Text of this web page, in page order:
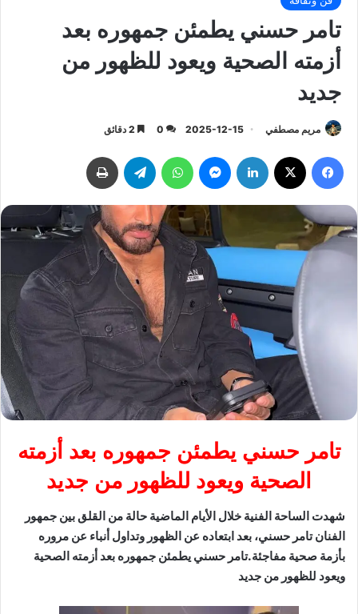
تامر حسني يطمئن جمهوره بعد
أزمته الصحية ويعود للظهور من
جديد
مريم مصطفي 2025-12-15
0
تامر حسني يطمئن جمهوره بعد أزمته
الصحية ويعود للظهور من جديد
شهدت الساحة الفنية خلال الأيام الماضية حالة من القلق بين جمهور
الفنان تامر حسني، بعد ابتعاده عن الظهور وتداول أنباء عن مروره
بأزمة صحية مفاجئة.تامر حسني يطمئن جمهوره بعد أزمته الصحية
ويعود للظهور من جديد